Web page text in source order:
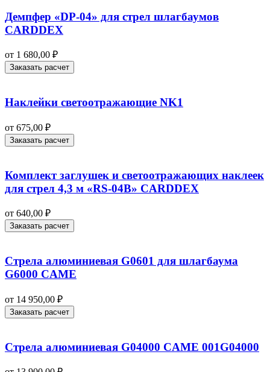
Демпфер «DP-04» для стрел шлагбаумов
CARDDEX
от 1 680,00 ₽
Заказать расчет
Наклейки светоотражающие NK1
от 675,00 ₽
Заказать расчет
Комплект заглушек и светоотражающих наклеек
для стрел 4,3 м «RS-04B» CARDDEX
от 640,00 ₽
Заказать расчет
Стрела алюминиевая G0601 для шлагбаума
G6000 CAME
от 14 950,00 ₽
Заказать расчет
Стрела алюминиевая G04000 CAME 001G04000